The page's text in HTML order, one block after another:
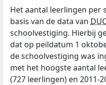
Het aantal leerlingen per
basis van de data van
schoolvestiging. Hierbij
dat op peildatum 1
de schoolvestiging was
met het hoogste aantal
(727 leerlingen) en 2011-